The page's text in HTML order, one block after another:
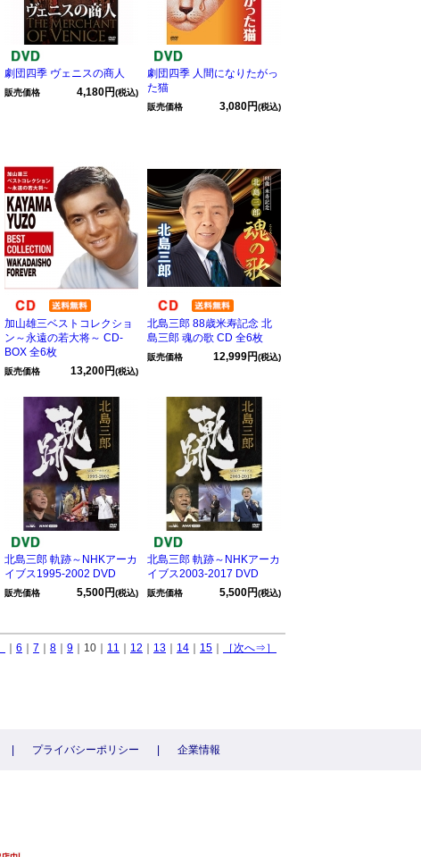
劇団四季 ヴェニスの商人
販売価格 4,180円(税込)
劇団四季 人間になりたがっ
た猫
販売価格 3,080円(税込)
加山雄三ベストコレクショ
ン～永遠の若大将～ CD-
BOX 全6枚
販売価格 13,200円(税込)
北島三郎 88歳米寿記念 北
島三郎 魂の歌 CD 全6枚
販売価格 12,999円(税込)
北島三郎 軌跡～NHKアーカ
イブス1995-2002 DVD
販売価格 5,500円(税込)
北島三郎 軌跡～NHKアーカ
イブス2003-2017 DVD
販売価格 5,500円(税込)
6 7 8 9 ｜10｜ 11 12 13 14 15 ［次へ⇒］
プライバシーポリシー 企業情報